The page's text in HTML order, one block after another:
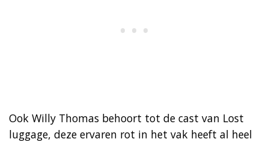
Ook Willy Thomas behoort tot de cast van Lost
luggage, deze ervaren rot in het vak heeft al heel